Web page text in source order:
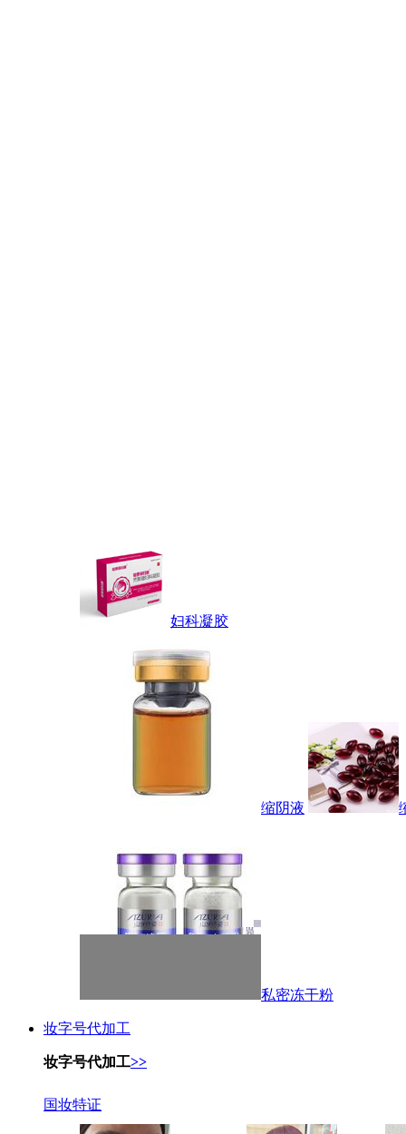
妇科凝胶
缩阴液
私密冻干粉
妆字号代加工
妆字号代加工>>
国妆特证